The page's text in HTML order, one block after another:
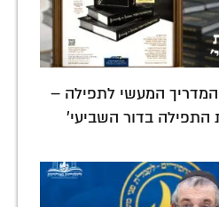
המעשי לתפילה –
בדור השביעי'